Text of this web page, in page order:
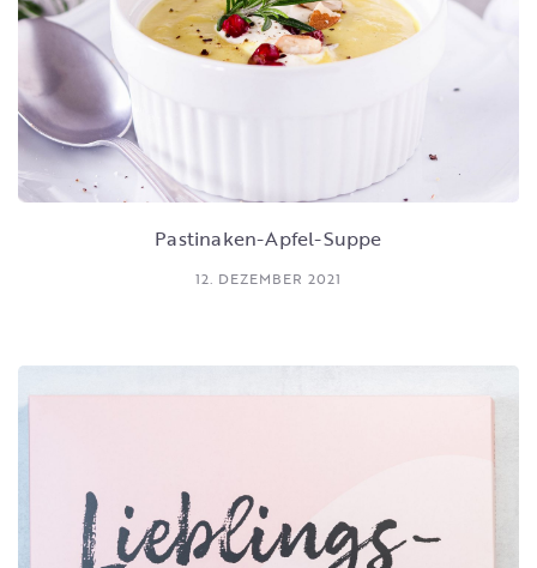
Pastinaken-Apfel-Suppe
12. DEZEMBER 2021